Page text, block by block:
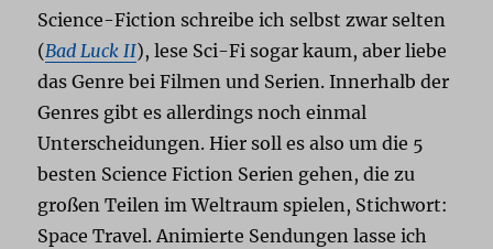
Science-Fiction schreibe ich selbst zwar selten
(Bad Luck II), lese Sci-Fi sogar kaum, aber liebe
das Genre bei Filmen und Serien. Innerhalb der
Genres gibt es allerdings noch einmal
Unterscheidungen. Hier soll es also um die 5
besten Science Fiction Serien gehen, die zu
großen Teilen im Weltraum spielen, Stichwort:
Space Travel. Animierte Sendungen lasse ich